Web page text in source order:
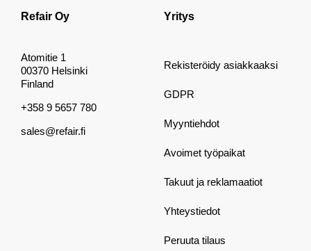
Refair Oy
Atomitie 1
00370 Helsinki
Finland
+358 9 5657 780
sales@refair.fi
Yritys
Rekisteröidy asiakkaaksi
GDPR
Myyntiehdot
Avoimet työpaikat
Takuut ja reklamaatiot
Yhteystiedot
Peruuta tilaus